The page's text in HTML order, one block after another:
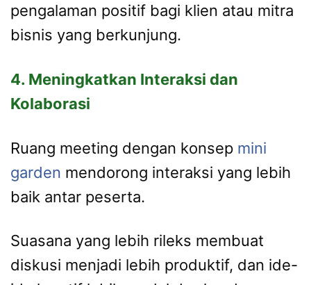
pengalaman positif bagi klien atau mitra
bisnis yang berkunjung.
4. Meningkatkan Interaksi dan
Kolaborasi
Ruang meeting dengan konsep mini
garden mendorong interaksi yang lebih
baik antar peserta.
Suasana yang lebih rileks membuat
diskusi menjadi lebih produktif, dan ide-